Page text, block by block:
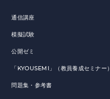
通信講座
模擬試験
公開ゼミ
「KYOUSEMI」（教員養成セミナー）
問題集・参考書